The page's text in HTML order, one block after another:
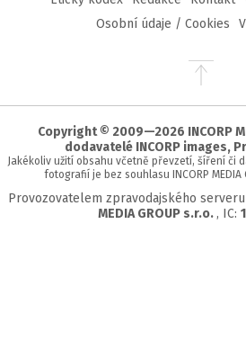
Osobní údaje / Cookies
Přejít
stránky
Copyright © 2009—2026 INCORP
dodavatelé INCORP images,
Jakékoliv užití obsahu včetně převzetí, šíření či
fotografií je bez souhlasu INCORP MEDIA
Provozovatelem zpravodajského serveru
MEDIA GROUP s.r.o. , IC: